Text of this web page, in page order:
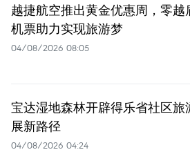
越捷航空推出黄金优惠周，零越
机票助力实现旅游梦
04/08/2026 08:05
宝达湿地森林开辟得乐省社区旅
展新路径
04/08/2026 04:24